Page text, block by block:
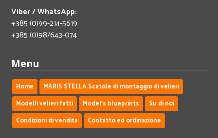
Viber / WhatsApp:
+385 (0)99-214-5619
+385 (0)98/643-074
Menu
Home
MARIS STELLA Scatole di montaggio di velieri
Modelli velieri fatti
Model's blueprints
Su di noi
Condizioni di vendita
Contatto ed ordinazione